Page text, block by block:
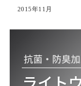
2015年11月